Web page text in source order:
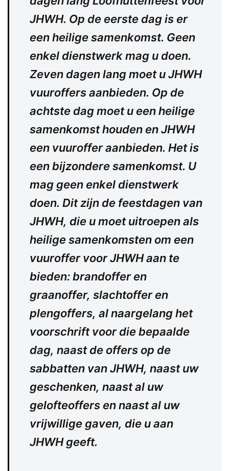
JHWH. Op de eerste dag is er
een heilige samenkomst. Geen
enkel dienstwerk mag u doen.
Zeven dagen lang moet u JHWH
vuuroffers aanbieden. Op de
achtste dag moet u een heilige
samenkomst houden en JHWH
een vuuroffer aanbieden. Het is
een bijzondere samenkomst. U
mag geen enkel dienstwerk
doen. Dit zijn de feestdagen van
JHWH, die u moet uitroepen als
heilige samenkomsten om een
vuuroffer voor JHWH aan te
bieden: brandoffer en
graanoffer, slachtoffer en
plengoffers, al naargelang het
voorschrift voor die bepaalde
dag, naast de offers op de
sabbatten van JHWH, naast uw
geschenken, naast al uw
gelofteoffers en naast al uw
vrijwillige gaven, die u aan
JHWH geeft.